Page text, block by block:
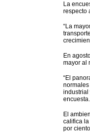
La
respecto
“La
En
mayor al
“El
industrial
encuesta.
El
califica
por